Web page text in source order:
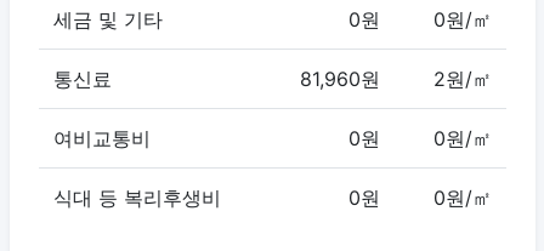
세금 및 기타 0원 0원/㎡
통신료 81,960원 2원/㎡
여비교통비 0원 0원/㎡
식대 등 복리후생비 0원 0원/㎡